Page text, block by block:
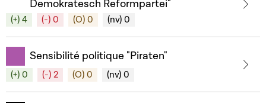
Demokratesch Reformpartei"
(+) 4 (-) 0 (O) 0 (nv) 0
Sensibilité politique "Piraten"
(+) 0 (-) 2 (O) 0 (nv) 0